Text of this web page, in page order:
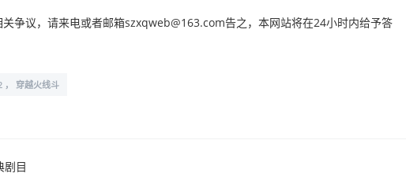
争议，请来电或者邮箱szxqweb@163.com告之，本网站将在24小时内给予答
， 穿越火线斗
剧目